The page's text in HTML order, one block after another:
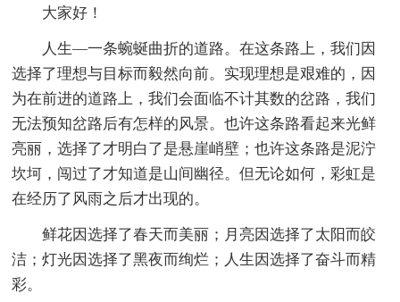
大家好！
人生—一条蜿蜒曲折的道路。在这条路上，我们因
选择了理想与目标而毅然向前。实现理想是艰难的，因
为在前进的道路上，我们会面临不计其数的岔路，我们
无法预知岔路后有怎样的风景。也许这条路看起来光鲜
亮丽，选择了才明白了是悬崖峭壁；也许这条路是泥泞
坎坷，闯过了才知道是山间幽径。但无论如何，彩虹是
在经历了风雨之后才出现的。
鲜花因选择了春天而美丽；月亮因选择了太阳而皎
洁；灯光因选择了黑夜而绚烂；人生因选择了奋斗而精
彩。